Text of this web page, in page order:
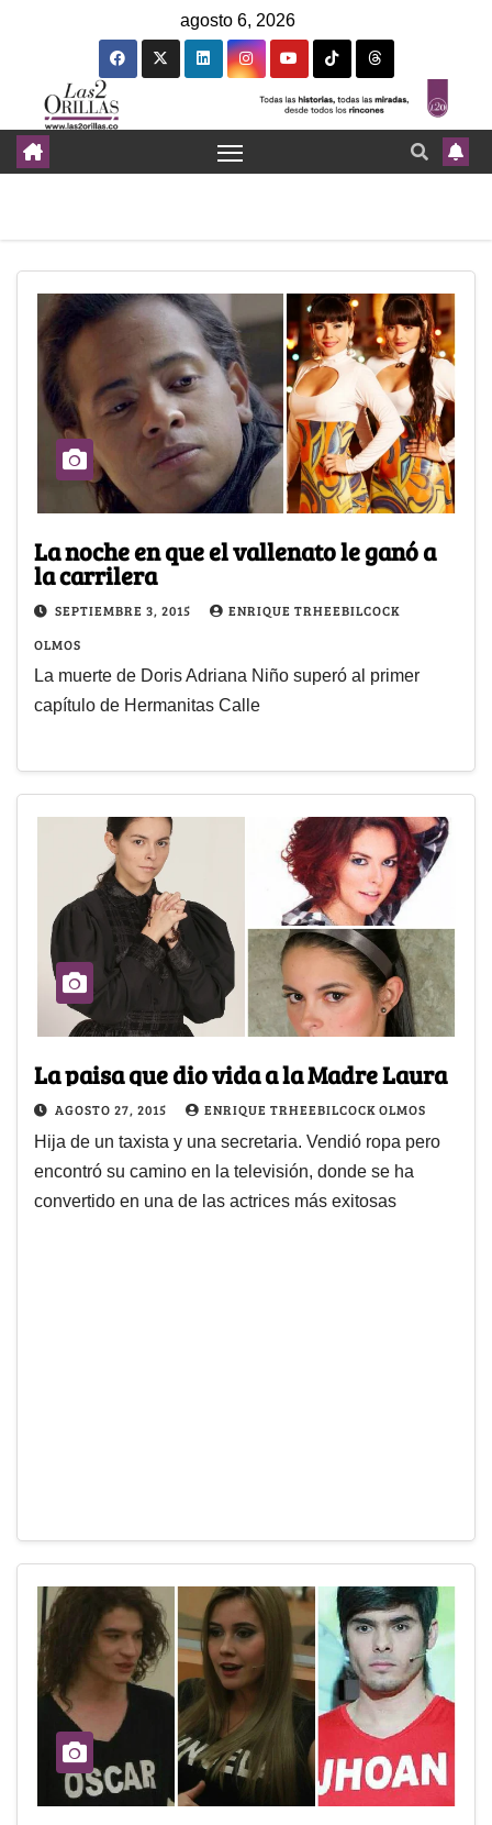
agosto 6, 2026
La noche en que el vallenato le ganó a
la carrilera
SEPTIEMBRE 3, 2015
ENRIQUE TRHEEBILCOCK
OLMOS
La muerte de Doris Adriana Niño superó al primer
capítulo de Hermanitas Calle
La paisa que dio vida a la Madre Laura
AGOSTO 27, 2015 ENRIQUE TRHEEBILCOCK OLMOS
Hija de un taxista y una secretaria. Vendió ropa pero
encontró su camino en la televisión, donde se ha
convertido en una de las actrices más exitosas